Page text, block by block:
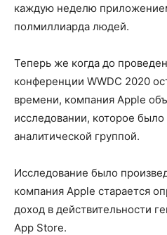
каждую неделю
полмиллиарда людей.
Теперь же когда до
конференции WWDC 2020
времени, компания Apple
исследовании, которое
аналитической группой.
Исследование было
компания Apple старается
доход в действительности
App Store.